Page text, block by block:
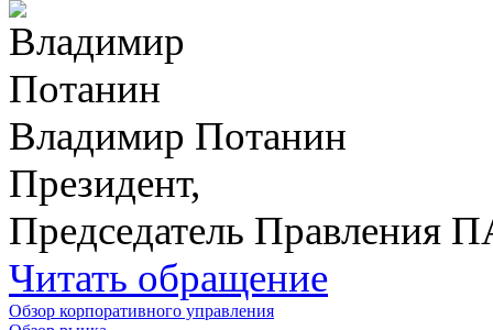
Владимир Потанин
Президент,
Председатель Правления
Читать обращение
Обзор корпоративного управления